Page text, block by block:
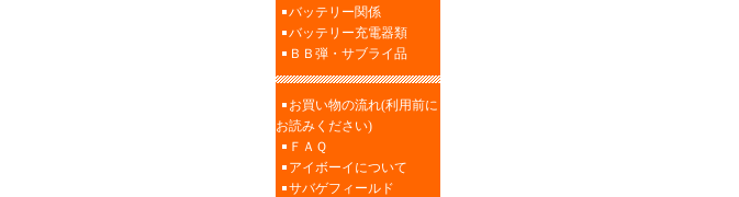
バッテリー関係
バッテリー充電器類
ＢＢ弾・サブライ品
お買い物の流れ(利用前に
お読みください)
ＦＡＱ
アイボーイについて
サバゲフィールド